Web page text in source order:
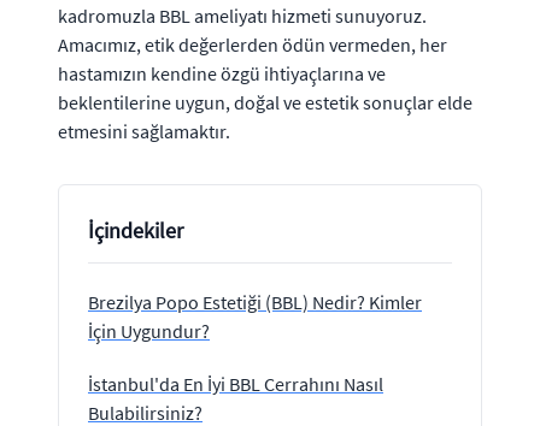
kadromuzla BBL ameliyatı hizmeti sunuyoruz.
Amacımız, etik değerlerden ödün vermeden, her
hastamızın kendine özgü ihtiyaçlarına ve
beklentilerine uygun, doğal ve estetik sonuçlar elde
etmesini sağlamaktır.
İçindekiler
Brezilya Popo Estetiği (BBL) Nedir? Kimler
İçin Uygundur?
İstanbul'da En İyi BBL Cerrahını Nasıl
Bulabilirsiniz?